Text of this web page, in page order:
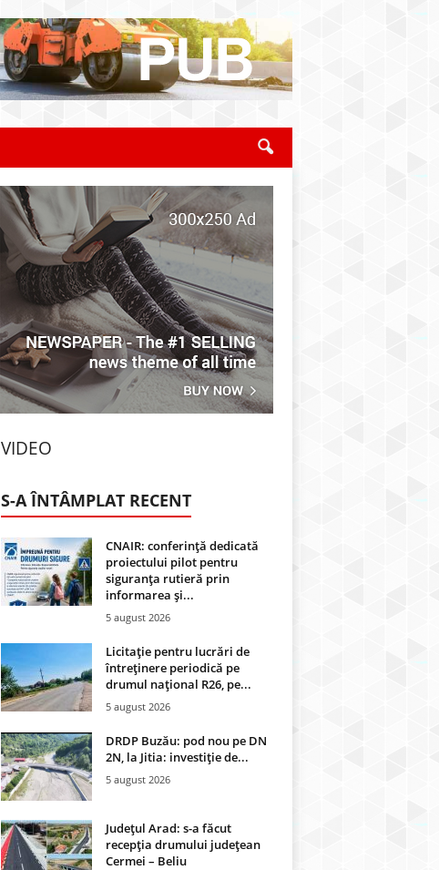
VIDEO
S-A ÎNTÂMPLAT RECENT
CNAIR: conferință dedicată
proiectului pilot pentru
siguranța rutieră prin
informarea și...
5 august 2026
Licitație pentru lucrări de
întreținere periodică pe
drumul național R26, pe...
5 august 2026
DRDP Buzău: pod nou pe DN
2N, la Jitia: investiție de...
5 august 2026
Județul Arad: s-a făcut
recepţia drumului județean
Cermei – Beliu